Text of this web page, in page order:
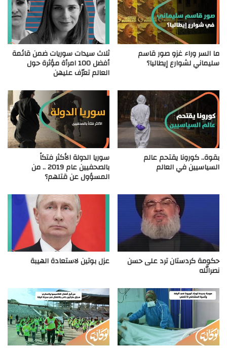
ما السر وراء غزو صور قاسم
سليماني لشوارع إيطاليا؟
ثلاث سيدات سوريات ضمن قائمة
أفضل 100 امرأة مؤثرة حول
العالم تعرّف عليهن
بقوة.. كورونا يقتحم عالم
السياسيين في العالم
سوريا الدولة الأكثر فتكاً
بالصحفيين عام 2019 .. من
المسؤول عن قتلهم؟
حكومة كردستان ترد على حسن
نصرالله
عزل بوتين لاستعادة الهيبة